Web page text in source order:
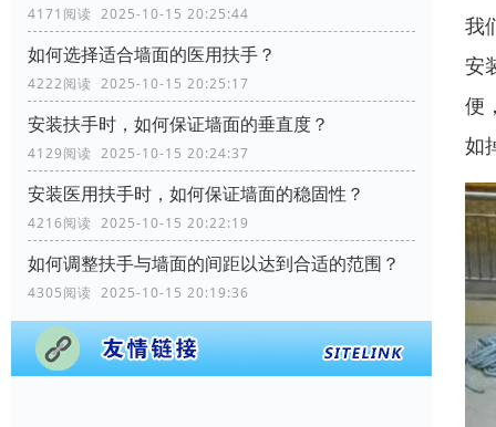
4171阅读 2025-10-15 20:25:44
如何选择适合墙面的医用扶手？
4222阅读 2025-10-15 20:25:17
安装扶手时，如何保证墙面的垂直度？
4129阅读 2025-10-15 20:24:37
安装医用扶手时，如何保证墙面的稳固性？
4216阅读 2025-10-15 20:22:19
如何调整扶手与墙面的间距以达到合适的范围？
4305阅读 2025-10-15 20:19:36
我
安
便
如